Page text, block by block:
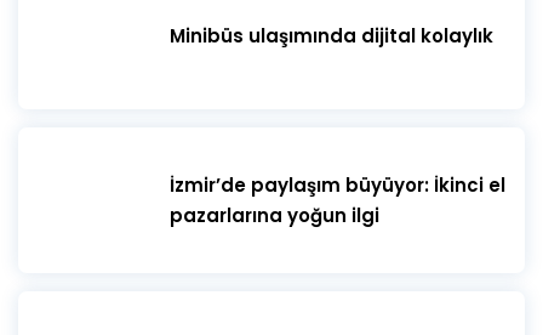
Minibüs ulaşımında dijital kolaylık
İzmir’de paylaşım büyüyor: İkinci el
pazarlarına yoğun ilgi